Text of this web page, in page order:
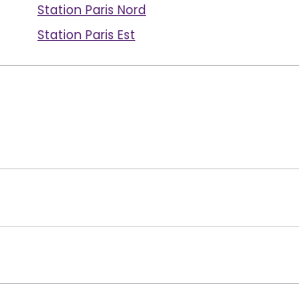
Station Paris Nord
Station Paris Est